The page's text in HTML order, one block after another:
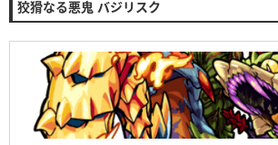
狡猾なる悪鬼 バジリスク